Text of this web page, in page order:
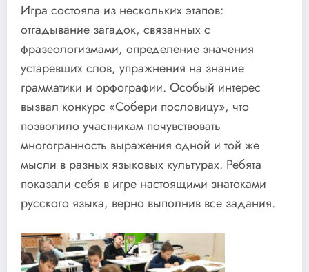
Игра состояла из нескольких этапов:
отгадывание загадок, связанных с
фразеологизмами, определение значения
устаревших слов, упражнения на знание
грамматики и орфографии. Особый интерес
вызвал конкурс «Собери пословицу», что
позволило участникам почувствовать
многогранность выражения одной и той же
мысли в разных языковых культурах. Ребята
показали себя в игре настоящими знатоками
русского языка, верно выполнив все задания.